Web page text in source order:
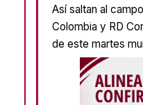
Así saltan al
Colombia y RD
de este martes